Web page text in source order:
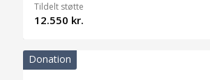
Tildelt støtte
12.550 kr.
Donation